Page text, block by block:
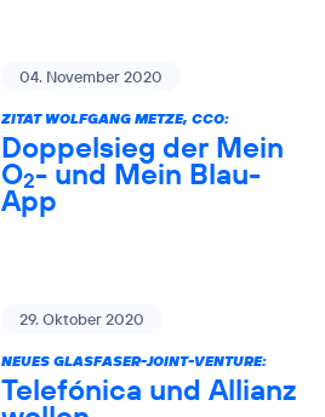
04. November 2020
ZITAT WOLFGANG METZE, CCO:
Doppelsieg der Mein
O2- und Mein Blau-
App
29. Oktober 2020
NEUES GLASFASER-JOINT-VENTURE:
Telefónica und Allianz